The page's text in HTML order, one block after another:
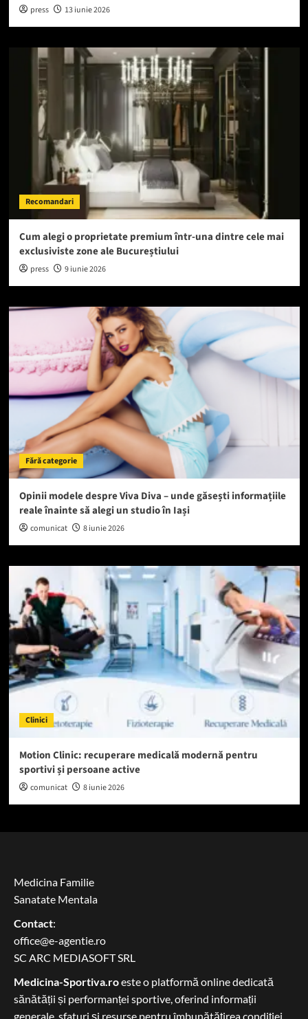
press 13 iunie 2026
Recomandari
Cum alegi o proprietate premium într-una dintre cele mai
exclusiviste zone ale Bucureștiului
press 9 iunie 2026
Fără categorie
Opinii modele despre Viva Diva – unde găsești informațiile
reale înainte să alegi un studio în Iași
comunicat 8 iunie 2026
Clinici
Motion Clinic: recuperare medicală modernă pentru
sportivi și persoane active
comunicat 8 iunie 2026
Medicina Familie
Sanatate Mentala
Contact:
office@e-agentie.ro
SC ARC MEDIASOFT SRL
Medicina-Sportiva.roeste o platformă online dedicată
sănătății și performanței sportive, oferind informații
generale, sfaturi și resurse pentru îmbunătățirea condiției